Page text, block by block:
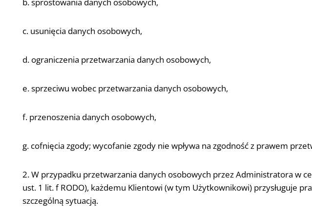
c. usunięcia danych osobowych,
d. ograniczenia przetwarzania danych osobowych,
e. sprzeciwu wobec przetwarzania danych osobowych,
f. przenoszenia danych osobowych,
g. cofnięcia zgody; wycofanie zgody nie wpływa na zgodność z prawem
2. W przypadku przetwarzania danych osobowych przez Administratora w
ust. 1 lit. f RODO), każdemu Klientowi (w tym Użytkownikowi) przysługuje
szczególną sytuacją.